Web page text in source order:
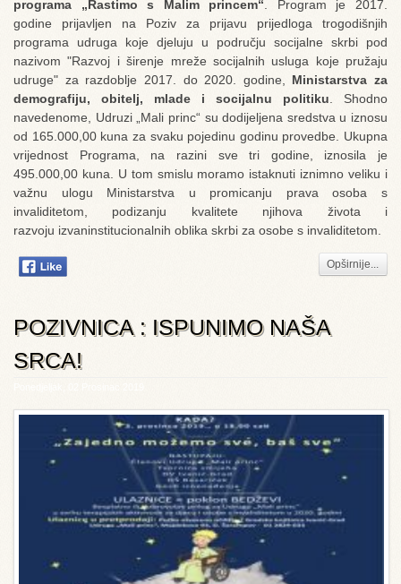
programa „Rastimo s Malim princem“ . Program je 2017.
godine prijavljen na Poziv za prijavu prijedloga trogodišnjih
programa udruga koje djeluju u području socijalne skrbi pod
nazivom "Razvoj i širenje mreže socijalnih usluga koje pružaju
udruge" za razdoblje 2017. do 2020. godine, Ministarstva za
demografiju, obitelj, mlade i socijalnu politiku . Shodno
navedenome, Udruzi „Mali princ“ su dodijeljena sredstva u iznosu
od 165.000,00 kuna za svaku pojedinu godinu provedbe. Ukupna
vrijednost Programa, na razini sve tri godine, iznosila je
495.000,00 kuna. U tom smislu moramo istaknuti iznimno veliku i
važnu ulogu Ministarstva u promicanju prava osoba s
invaliditetom, podizanju kvalitete njihova života i
razvoju izvaninstitucionalnih oblika skrbi za osobe s invaliditetom.
Opširnije...
POZIVNICA : ISPUNIMO NAŠA
SRCA!